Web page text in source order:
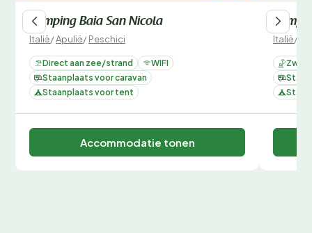
Camping Baia San Nicola
Italië/Apulië/Peschici
Direct aan zee/strand
WIFI
Staanplaats voor caravan
Staanplaats voor tent
Accommodatie tonen
Italië/